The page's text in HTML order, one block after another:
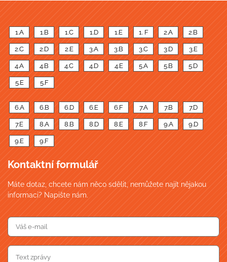
1.A 1.B 1.C 1.D 1.E 1. F 2.A 2.B
2.C 2.D 2.E 3.A 3.B 3.C 3.D 3.E
4.A 4.B 4.C 4.D 4.E 5.A 5.B 5.D
5.E 5.F
6.A 6.B 6.D 6.E 6.F 7.A 7.B 7.D
7.E 8.A 8.B 8.D 8.E 8.F 9.A 9.D
9.E 9.F
Kontaktní formulář
Máte dotaz, chcete nám něco sdělit, nemůžete najít nějakou
informaci? Napište nám.